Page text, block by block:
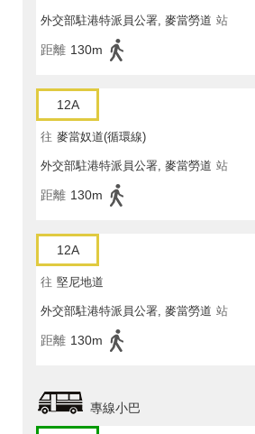
外交部駐港特派員公署, 麥當勞道 站
距離 130m
12A
往 麥當奴道(循環線)
外交部駐港特派員公署, 麥當勞道 站
距離 130m
12A
往 堅尼地道
外交部駐港特派員公署, 麥當勞道 站
距離 130m
專線小巴